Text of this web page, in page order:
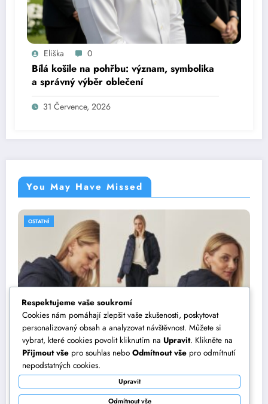
Eliška 0
Bílá košile na pohřbu: význam, symbolika
a správný výběr oblečení
31 Července, 2026
You May Have Missed
OSTATNÍ
Jak vytvořit dokonalý outfit? Vsaďte na
dámské bundy TATUUM
22 září, 2025 Eliška
Respektujeme vaše soukromí
Cookies nám pomáhají zlepšit vaše zkušenosti, poskytovat
personalizovaný obsah a analyzovat návštěvnost. Můžete si
vybrat, které cookies povolit kliknutím na Upravit. Klikněte na
Přijmout vše pro souhlas nebo Odmítnout vše pro odmítnutí
nepodstatných cookies.
Upravit
Odmítnout vše